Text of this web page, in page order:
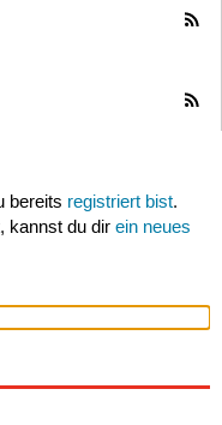
bereits registriert bist.
kannst du dir ein neues